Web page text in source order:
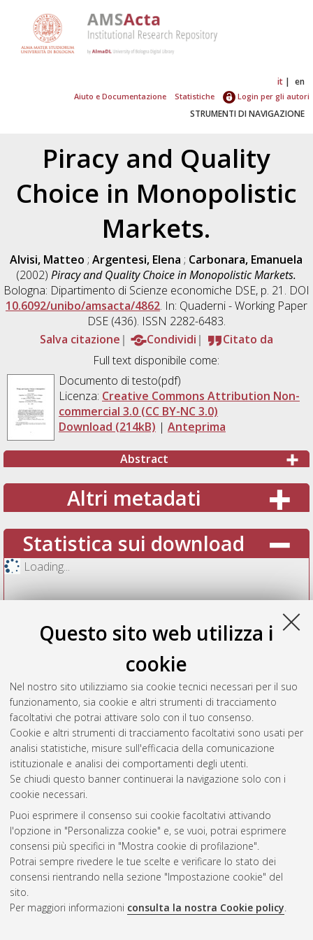
Questo sito web utilizza i
cookie
Nel nostro sito utilizziamo sia cookie tecnici necessari per il suo
funzionamento, sia cookie e altri strumenti di tracciamento
facoltativi che potrai attivare solo con il tuo consenso.
Cookie e altri strumenti di tracciamento facoltativi sono usati per
analisi statistiche, misure sull'efficacia della comunicazione
istituzionale e analisi dei comportamenti degli utenti.
Se chiudi questo banner continuerai la navigazione solo con i
cookie necessari.
Puoi esprimere il consenso sui cookie facoltativi attivando
l'opzione in "Personalizza cookie" e, se vuoi, potrai esprimere
consensi più specifici in "Mostra cookie di profilazione".
Potrai sempre rivedere le tue scelte e verificare lo stato dei
consensi rientrando nella sezione "Impostazione cookie" del
sito.
Per maggiori informazioni consulta la nostra Cookie policy.
it en
Aiuto e Documentazione Statistiche Login per gli autori
STRUMENTI DI NAVIGAZIONE
Piracy and Quality
Choice in Monopolistic
Markets.
Alvisi, Matteo ;Argentesi, Elena ; Carbonara, Emanuela
(2002)Piracy and Quality Choice in Monopolistic Markets.
Bologna: Dipartimento di Scienze economiche DSE, p. 21. DOI
10.6092/unibo/amsacta/4862. In: Quaderni - Working Paper
DSE (436). ISSN 2282-6483.
Salva citazione
Condividi
Citato da
Full text disponibile come:
Documento di testo(pdf)
Licenza: Creative Commons Attribution Non-
commercial 3.0 (CC BY-NC 3.0)
Download (214kB) | Anteprima
Abstract
Altri metadati
Statistica sui download
Loading...
Vedi altre statistiche
Gestione del documento:
Atom
Rss
AMS Acta
ISSN: 2038-7954
re3data.org -
doi.org/10.17616/R3P19R
Servizio implementato e
Impostazioni Cookie